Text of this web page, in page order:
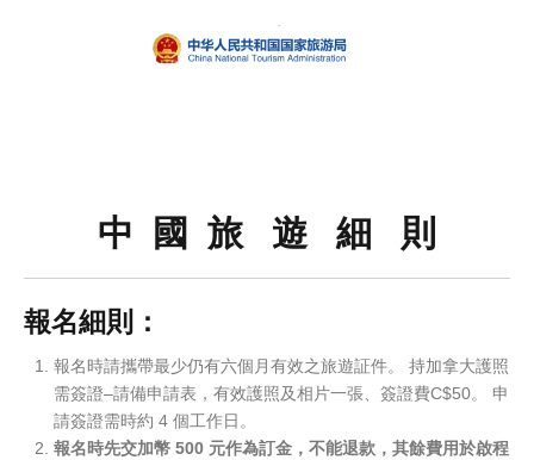
中 國 旅 遊 細 則
報名細則：
報名時請攜帶最少仍有六個月有效之旅遊証件。 持加拿大護照
需簽證–請備申請表，有效護照及相片一張、簽證費C$50。 申
請簽證需時約 4 個工作日。
報名時先交加幣 500 元作為訂金，不能退款，其餘費用於啟程